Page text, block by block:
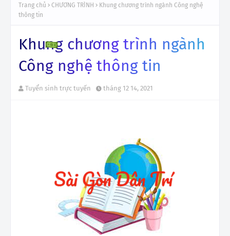
Trang chủ CHƯƠNG TRÌNH
Khung chương trình ngành Công nghệ
thông tin
Khung chương trình ngành
Công nghệ thông tin
Tuyển sinh trực tuyến tháng 12 14, 2021